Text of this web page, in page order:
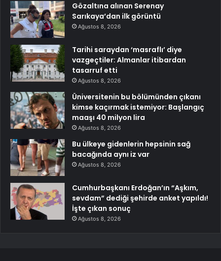
Gözaltına alınan Serenay
Sarıkaya’dan ilk görüntü
Ağustos 8, 2026
Tarihi saraydan ‘masraflı’ diye
vazgeçtiler: Almanlar itibardan
tasarruf etti
Ağustos 8, 2026
Üniversitenin bu bölümünden çıkanı
kimse kaçırmak istemiyor: Başlangıç
maaşı 40 milyon lira
Ağustos 8, 2026
Bu ülkeye gidenlerin hepsinin sağ
bacağında aynı iz var
Ağustos 8, 2026
Cumhurbaşkanı Erdoğan’ın “Aşkım,
sevdam” dediği şehirde anket yapıldı!
İşte çıkan sonuç
Ağustos 8, 2026